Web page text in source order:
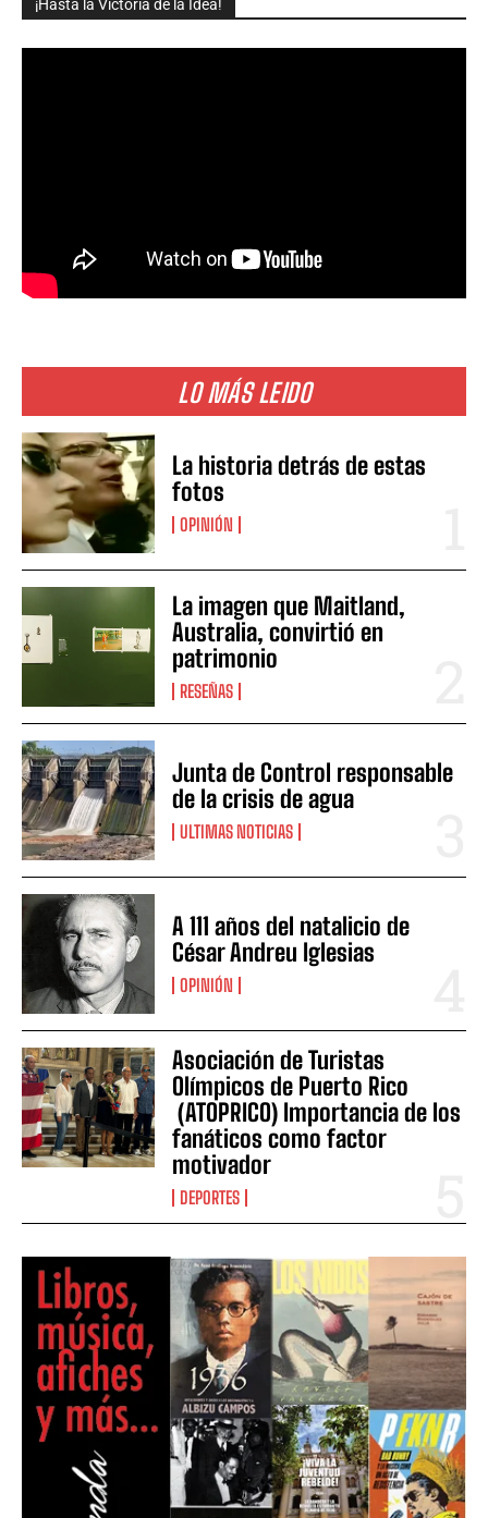
¡Hasta la Victoria de la Idea!
LO MÁS LEIDO
La historia detrás de estas
fotos
OPINIÓN
La imagen que Maitland,
Australia, convirtió en
patrimonio
RESEÑAS
Junta de Control responsable
de la crisis de agua
ULTIMAS NOTICIAS
A 111 años del natalicio de
César Andreu Iglesias
OPINIÓN
Asociación de Turistas
Olímpicos de Puerto Rico
(ATOPRICO) Importancia de los
fanáticos como factor
motivador
DEPORTES